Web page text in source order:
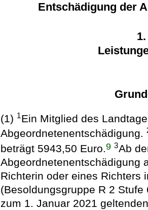
Entschädigung der
(1) 1Ein Mitglied des
Abgeordnetenentschädigung.
beträgt 5943,50 Euro.9 3Ab
Abgeordnetenentschädigung
Richterin oder eines Richters
(Besoldungsgruppe R 2
zum 1. Januar 2021